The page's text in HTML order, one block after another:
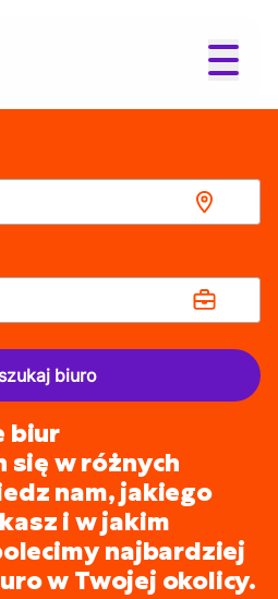
biuro
biur
się w różnych
nam, jakiego
i w jakim
najbardziej
w Twojej okolicy.